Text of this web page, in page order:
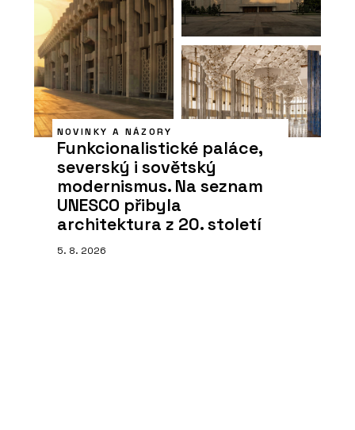
NOVINKY A NÁZORY
Funkcionalistické paláce,
severský i sovětský
modernismus. Na seznam
UNESCO přibyla
architektura z 20. století
5. 8. 2026